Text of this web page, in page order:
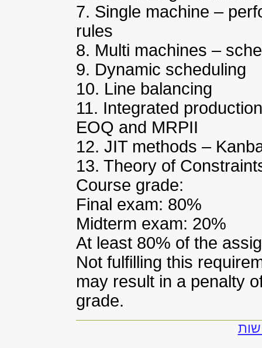
7. Single machine –
rules
8. Multi machines –
9. Dynamic scheduling
10. Line balancing
11. Integrated
EOQ and MRPII
12. JIT methods –
13. Theory of
Course grade:
Final exam: 80%
Midterm exam: 20%
At least 80% of the
Not fulfilling this
may result in a penalty
grade.